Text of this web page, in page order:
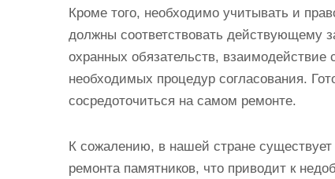
Кроме того, необходимо учитывать и
должны соответствовать действующему
охранных обязательств,
необходимых процедур согласования.
сосредоточиться на самом ремонте.
К сожалению, в нашей стране
ремонта памятников, что приводит к